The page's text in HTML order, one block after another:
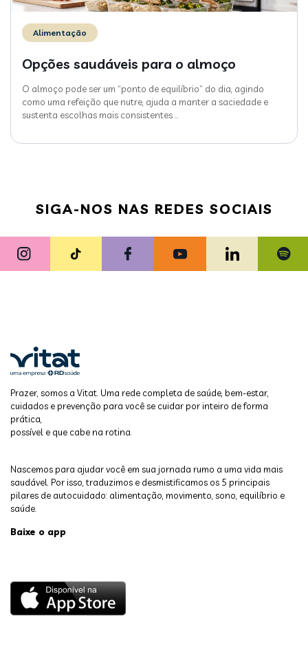
Alimentação
Opções saudáveis para o almoço
O almoço pode ser um “ponto de equilíbrio” do dia, agindo
como uma refeição que nutre, ajuda a manter a saciedade e
sustenta escolhas mais consistentes…
SIGA-NOS NAS REDES SOCIAIS
Prazer, somos a Vitat. Uma rede completa de saúde, bem-estar,
cuidados e prevenção para você se cuidar por inteiro de forma
prática,
possível e que cabe na rotina.
Nascemos para ajudar você em sua jornada rumo a uma vida mais
saudável. Por isso, traduzimos e desmistificamos os 5 principais
pilares de autocuidado: alimentação, movimento, sono, equilíbrio e
saúde.
Baixe o app